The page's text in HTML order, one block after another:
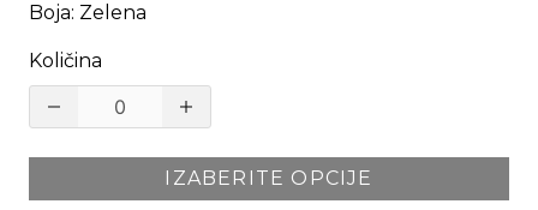
Boja: Zelena
Količina
IZABERITE OPCIJE